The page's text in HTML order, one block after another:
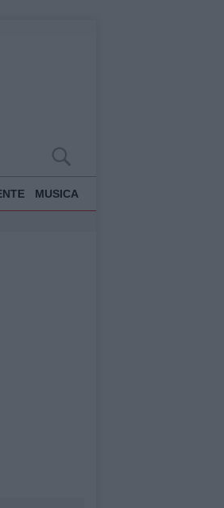
MUSICA